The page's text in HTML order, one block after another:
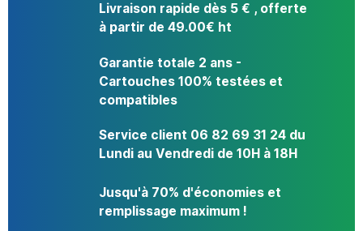
Livraison rapide dès 5 € , offerte
à partir de 49.00€ ht
Garantie totale 2 ans -
Cartouches 100% testées et
compatibles
Service client 06 82 69 31 24 du
Lundi au Vendredi de 10H à 18H
Jusqu'à 70% d'économies et
remplissage maximum !